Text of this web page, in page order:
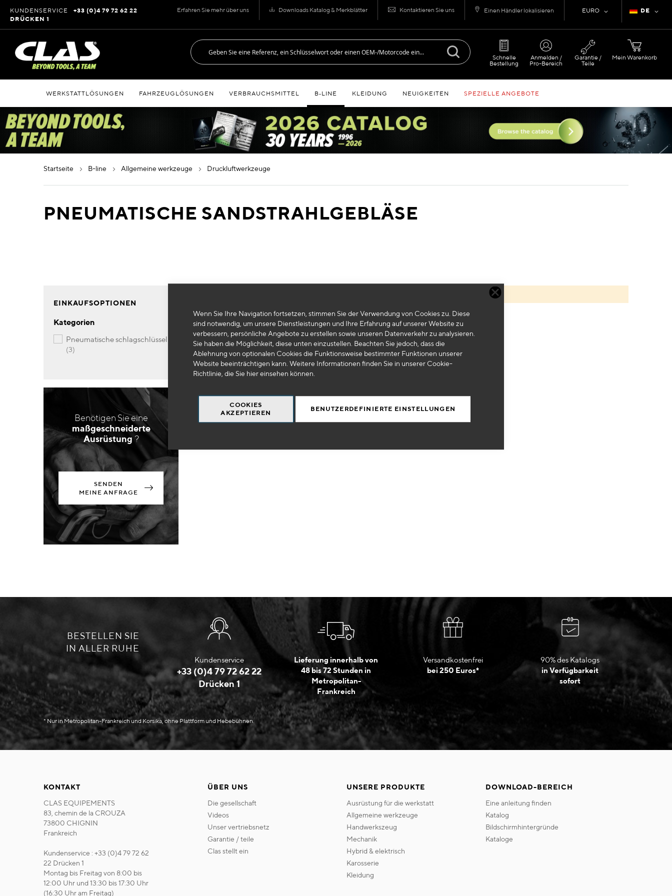
Wenn Sie Ihre Navigation fortsetzen, stimmen Sie der Verwendung von Cookies zu. Diese
sind notwendig, um unsere Dienstleistungen und Ihre Erfahrung auf unserer Website zu
verbessern, persönliche Angebote zu erstellen sowie unseren Datenverkehr zu analysieren.
Sie haben die Möglichkeit, diese unten einzustellen. Beachten Sie jedoch, dass die
Ablehnung von optionalen Cookies die Funktionsweise bestimmter Funktionen unserer
Website beeinträchtigen kann. Weitere Informationen finden Sie in unserer Cookie-
Richtlinie, die Sie hiereinsehen können.
COOKIES
AKZEPTIEREN
BENUTZERDEFINIERTE EINSTELLUNGEN
Sprache
DE
Währung
EURO
Erfahren Sie mehr über uns Downloads Katalog & Merkblätter Kontaktieren Sie uns Einen Händler lokalisieren
Inhalt
springen
KUNDENSERVICE
+33 (0)4 79 72 62 22
DRÜCKEN 1
Mein Warenkorb
Schnelle
Bestellung
Anmelden /
Pro-Bereich
Garantie /
Teile
WERKSTATTLÖSUNGEN FAHRZEUGLÖSUNGEN VERBRAUCHSMITTEL B‑LINE KLEIDUNG NEUIGKEITEN SPEZIELLE ANGEBOTE
startseite b-line allgemeine werkzeuge druckluftwerkzeuge
PNEUMATISCHE SANDSTRAHLGEBLÄSE
EINKAUFSOPTIONEN
Kategorien
pneumatische schlagschlüssel
3Artikel
Benötigen Sie eine
maßgeschneiderte
Ausrüstung ?
SENDEN
MEINE ANFRAGE
BESTELLEN SIE
IN ALLER RUHE
Kundenservice
+33 (0)4 79 72 62 22
Drücken 1
Lieferung innerhalb von
48 bis 72 Stunden in
Metropolitan-
Frankreich
Versandkostenfrei
bei 250 Euros*
90% des Katalogs
in Verfügbarkeit
sofort
* Nur in Metropolitan-Frankreich und Korsika, ohne Plattform und Hebebühnen.
KONTAKT
CLAS EQUIPEMENTS
83, chemin de la CROUZA
73800 CHIGNIN
Frankreich
Kundenservice : +33 (0)4 79 72 62
22 Drücken 1
Montag bis Freitag von 8:00 bis
12:00 Uhr und 13:30 bis 17:30 Uhr
(16:30 Uhr am Freitag)
ÜBER UNS
die gesellschaft
videos
unser vertriebsnetz
garantie / teile
clas stellt ein
UNSERE PRODUKTE
ausrüstung für die werkstatt
allgemeine werkzeuge
handwerkszeug
mechanik
hybrid & elektrisch
karosserie
kleidung
DOWNLOAD-BEREICH
eine anleitung finden
katalog
bildschirmhintergründe
kataloge